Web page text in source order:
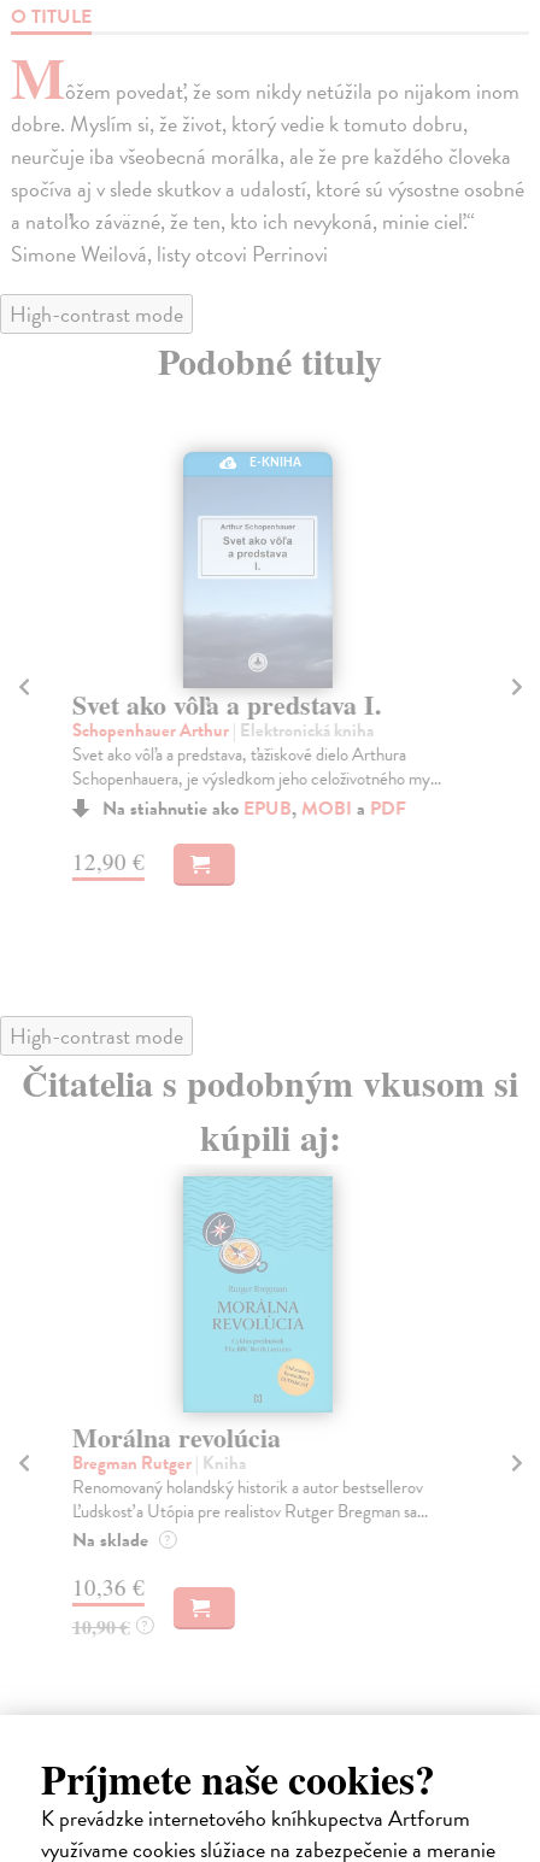
Príjmete naše cookies?
K prevádzke internetového kníhkupectva Artforum
využívame cookies slúžiace na zabezpečenie a meranie
O TITULE
Môžem povedať, že som nikdy netúžila po nijakom inom
dobre. Myslím si, že život, ktorý vedie k tomuto dobru,
neurčuje iba všeobecná morálka, ale že pre každého človeka
spočíva aj v slede skutkov a udalostí, ktoré sú výsostne osobné
a natoľko záväzné, že ten, kto ich nevykoná, minie cieľ.“
Simone Weilová, listy otcovi Perrinovi
High-contrast mode
Podobné tituly
E-KNIHA
Svet ako vôľa a predstava I.
Schopenhauer Arthur| Elektronická kniha
Svet ako vôľa a predstava, ťažiskové dielo Arthura
Schopenhauera, je výsledkom jeho celoživotného my...
Na stiahnutie ako EPUB,MOBI a PDF
12,90 €
High-contrast mode
Čitatelia s podobným vkusom si
kúpili aj:
Morálna revolúcia
Bregman Rutger| Kniha
Renomovaný holandský historik a autor bestsellerov
Ľudskosť a Utópia pre realistov Rutger Bregman sa...
Na sklade ?
10,36 €
10,90 € ?
Ďalšie z kategórie filozofia